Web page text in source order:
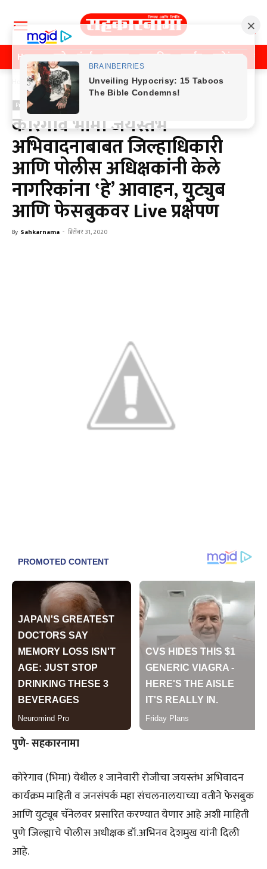
Home पुणे मुंबई महाराष्ट्र राजकीय क्राईम मनोरंजन
Home Previos News
Previos News
कोरेगाव भीमा जयस्तंभ
अभिवादनाबाबत जिल्हाधिकारी
आणि पोलीस अधिक्षकांनी केले
नागरिकांना ‛हे’ आवाहन, युट्युब
आणि फेसबुकवर Live प्रक्षेपण
By Sahkarnama - डिसेंबर 31, 2020
पुणे- सहकारनामा
कोरेगाव (भिमा) येथील १ जानेवारी रोजीचा जयस्तंभ अभिवादन
कार्यक्रम माहिती व जनसंपर्क महा संचलनालयाच्या वतीने फेसबुक
आणि युट्यूब चॅनेलवर प्रसारित करण्यात येणार आहे अशी माहिती
पुणे जिल्ह्याचे पोलीस अधीक्षक डॉ.अभिनव देशमुख यांनी दिली
आहे.